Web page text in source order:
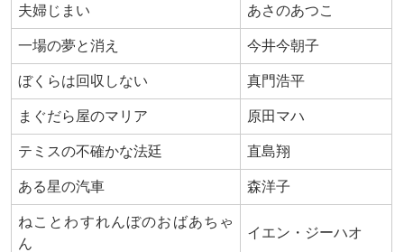
夫婦じまい あさのあつこ
一場の夢と消え 今井今朝子
ぼくらは回収しない 真門浩平
まぐだら屋のマリア 原田マハ
テミスの不確かな法廷 直島翔
ある星の汽車 森洋子
ねことわすれんぼのおばあちゃ
ん
イエン・ジーハオ